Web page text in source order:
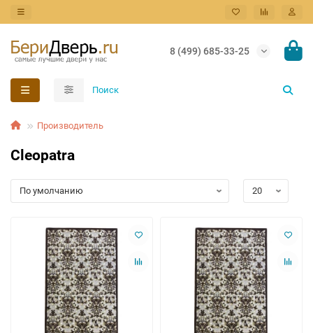
8 (499) 685-33-25
Производитель
Cleopatra